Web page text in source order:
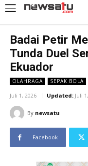
Badai Petir
Tunda Duel
Ekuador
OLAHRAGA SEPAK BOLA
Juli 1, 2026 Updated: Juli
By newsatu
Facebook